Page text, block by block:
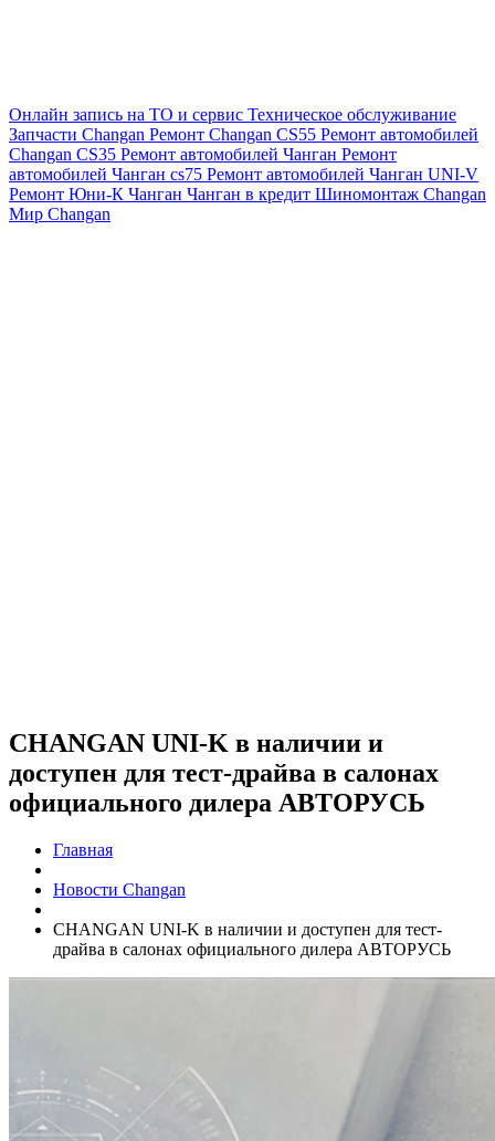
Онлайн запись на ТО и сервис Техническое обслуживание
Запчасти Changan Ремонт Changan CS55 Ремонт автомобилей
Changan CS35 Ремонт автомобилей Чанган Ремонт
автомобилей Чанган cs75 Ремонт автомобилей Чанган UNI-V
Ремонт Юни-К Чанган Чанган в кредит Шиномонтаж Changan
Мир Changan
CHANGAN UNI-K в наличии и
доступен для тест-драйва в салонах
официального дилера АВТОРУСЬ
Главная
Новости Changan
CHANGAN UNI-K в наличии и доступен для тест-
драйва в салонах официального дилера АВТОРУСЬ